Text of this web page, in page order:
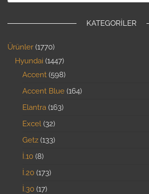
KATEGORILER
Ürünler 1770
Hyundai 1447
Accent 598
Accent Blue 164
Elantra 163
Excel 32
Getz 133
İ.10 8
İ.20 173
İ.30 17